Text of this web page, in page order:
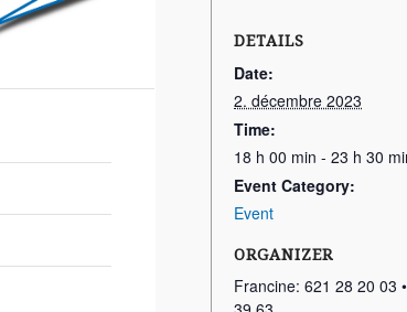
DETAILS
Date:
2. décembre 2023
Time:
18 h 00 min - 23 h 30
Event Category:
Event
ORGANIZER
Francine: 621 28 20 03